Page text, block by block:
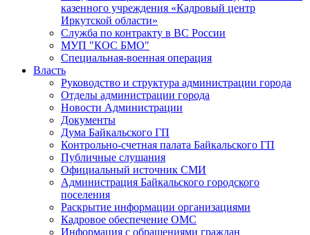
казенного учреждения «Кадровый центр
Иркутской области»
Служба по контракту в ВС России
МУП "КОС БМО"
Специальная-военная операция
Власть
Руководство и структура администрации города
Отделы администрации города
Новости Администрации
Документы
Дума Байкальского ГП
Контрольно-счетная палата Байкальского ГП
Публичные слушания
Официальный источник СМИ
Администрация Байкальского городского
поселения
Раскрытие информации организациями
Кадровое обеспечение ОМС
Информация с обращениями граждан